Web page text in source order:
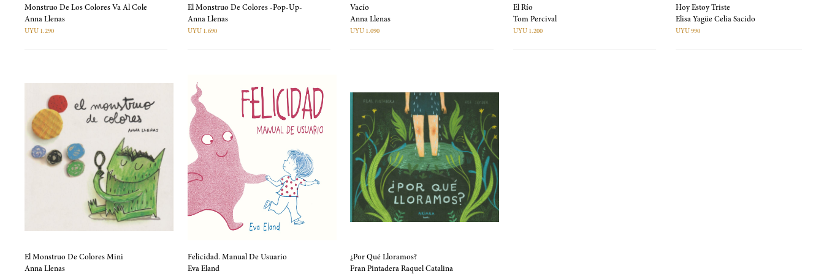
Monstruo De Los Colores Va Al Cole
Anna Llenas
UYU 1.290
El Monstruo De Colores -Pop-Up-
Anna Llenas
UYU 1.690
Vacío
Anna Llenas
UYU 1.090
El Río
Tom Percival
UYU 1.200
Hoy Estoy Triste
Elisa Yagüe Celia Sacido
UYU 990
El Monstruo De Colores Mini
Anna Llenas
Felicidad. Manual De Usuario
Eva Eland
¿Por Qué Lloramos?
Fran Pintadera Raquel Catalina